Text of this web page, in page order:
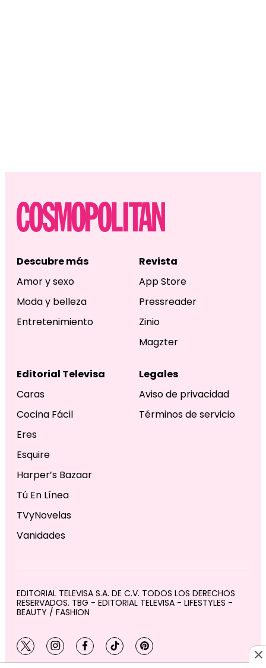
Descubre más
Amor y sexo
Moda y belleza
Entretenimiento
Revista
App Store
Pressreader
Zinio
Magzter
Editorial Televisa
Caras
Cocina Fácil
Eres
Esquire
Harper’s Bazaar
Tú En Línea
TVyNovelas
Vanidades
Legales
Aviso de privacidad
Términos de servicio
EDITORIAL TELEVISA S.A. DE C.V. TODOS LOS DERECHOS
RESERVADOS. TBG - EDITORIAL TELEVISA - LIFESTYLES -
BEAUTY / FASHION
twitterinstagram
facebooktiktokpinterest